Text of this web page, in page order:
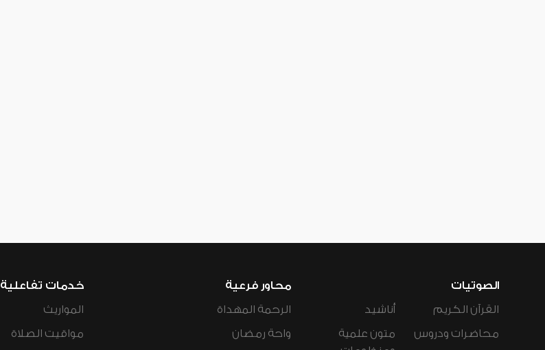
الصوتيات
القرآن الكريم
محاضرات ودروس
أناشيد
متون علمية
محاور فرعية
الرحمة المهداة
واحة رمضان
خدمات تفاعلية
المواريث
مواقيت الصلاة